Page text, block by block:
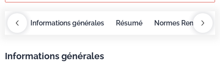
Informations générales Résumé Normes
Informations générales